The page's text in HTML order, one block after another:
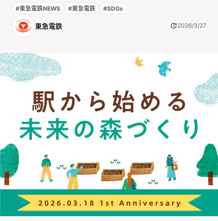
#東急電鉄NEWS #東急電鉄 #SDGs
東急電鉄 2026/3/27